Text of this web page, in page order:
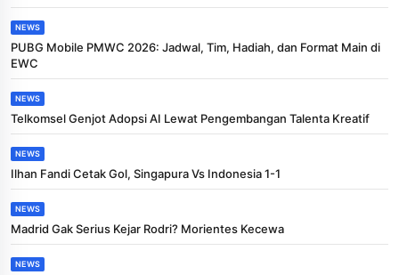
NEWS
PUBG Mobile PMWC 2026: Jadwal, Tim, Hadiah, dan Format Main di
EWC
NEWS
Telkomsel Genjot Adopsi AI Lewat Pengembangan Talenta Kreatif
NEWS
Ilhan Fandi Cetak Gol, Singapura Vs Indonesia 1-1
NEWS
Madrid Gak Serius Kejar Rodri? Morientes Kecewa
NEWS